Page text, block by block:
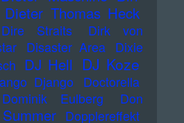
Dieter Thomas Heck
Dire Straits
Dirk von
Disaster Area
Dixie
DJ Hell DJ Koze
Django
Doctorella
Dominik Eulberg
Don
Dopplereffekt